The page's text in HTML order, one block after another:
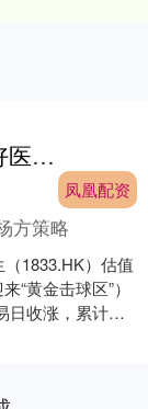
凤凰配资 平安好医生（1833.HK）估值修复背后：AI医疗正迎来“黄金击球区”
凤凰配资
方策略
（1833.HK）估值
“黄金击球区”）
日收涨，累计涨